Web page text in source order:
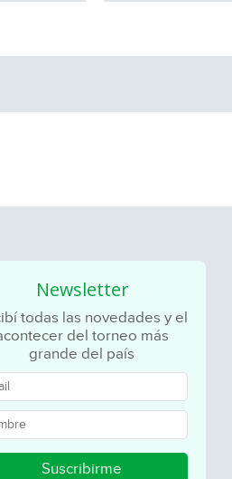
Newsletter
todas las novedades y el
del torneo más
grande del país
Suscribirme